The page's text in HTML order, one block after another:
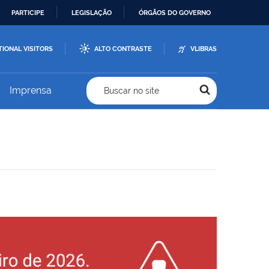
PARTICIPE LEGISLAÇÃO ÓRGÃOS DO GOVERNO
VISITORS ALTO CONTRASTE VLIBRAS
Imprensa Buscar no site